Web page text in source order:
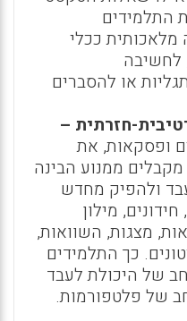
התלמידים
ככלי
לחשיבה
או להסברים
חזרתית –
ופסקאות, את
ממנוע הבינה
ולהפיק מחדש
מילון
מצגות, השוואות,
כך התלמידים
של היכולת לעבד
של פלטפורמות.